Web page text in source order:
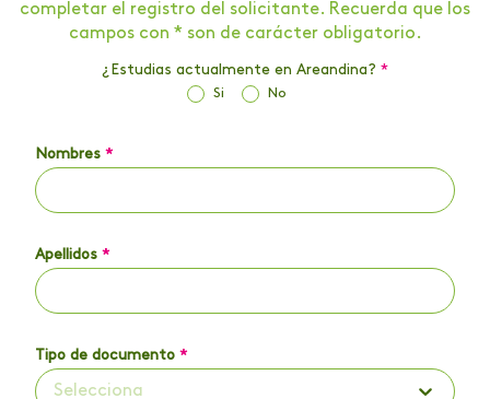
completar el registro del solicitante. Recuerda que los
campos con * son de carácter obligatorio.
¿Estudias actualmente en Areandina? *
Si No
Nombres *
Apellidos *
Tipo de documento *
Selecciona